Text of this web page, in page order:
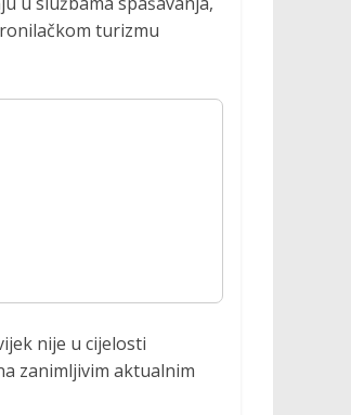
turizmu
nije u cijelosti
zanimljivim aktualnim